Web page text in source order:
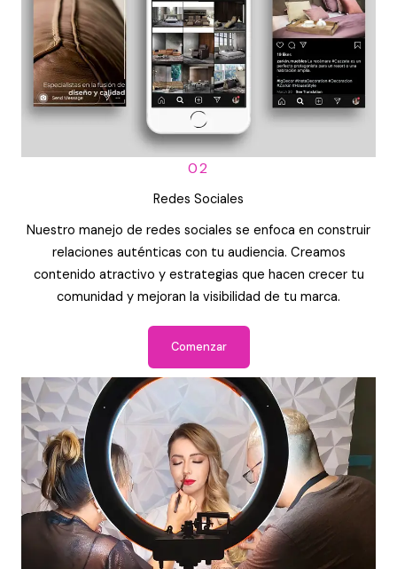
02
Redes Sociales
Nuestro manejo de redes sociales se enfoca en construir
relaciones auténticas con tu audiencia. Creamos
contenido atractivo y estrategias que hacen crecer tu
comunidad y mejoran la visibilidad de tu marca.
Comenzar